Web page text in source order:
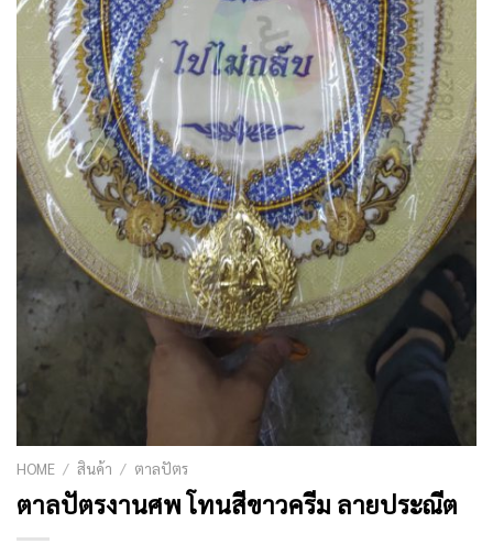
HOME / สินค้า / ตาลปัตร
ตาลปัตรงานศพ โทนสีขาวครีม ลายประณีต